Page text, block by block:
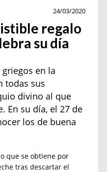
24/03/2020
regalo
su día
en la
todas sus
divino al que
En su día, el 27 de
los de buena
que se obtiene por
tras descartar el